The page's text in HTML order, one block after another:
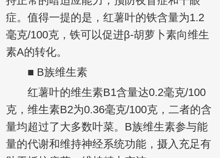
症。值得一提的是，红薯叶的铁含量为1.2
毫克/100克，铁可以促进β-胡萝卜素向维生
素A的转化。
■ B族维生素
红薯叶的维生素B1含量达0.2毫克/100
克，维生素B2为0.36毫克/100克，二者的含
量均超过了大多数叶菜。B族维生素参与能
量的代谢和维持神经系统功能，摄入充足有